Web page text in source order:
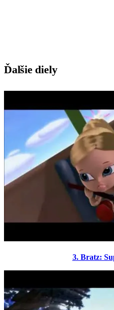
Ďalšie diely
3. Bratz: